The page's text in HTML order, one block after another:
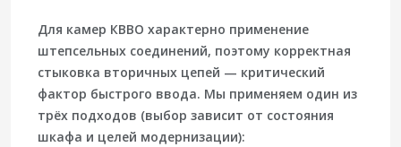
Для камер КВВО характерно применение
штепсельных соединений, поэтому корректная
стыковка вторичных цепей — критический
фактор быстрого ввода. Мы применяем один из
трёх подходов (выбор зависит от состояния
шкафа и целей модернизации):